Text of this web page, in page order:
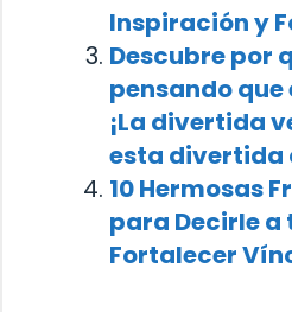
Inspiración y
Descubre por
pensando
¡La divertida
esta divertida
10 Hermosas
para Decirle a
Fortalecer